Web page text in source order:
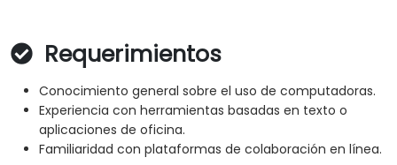
Requerimientos
Conocimiento general sobre el uso de computadoras.
Experiencia con herramientas basadas en texto o
aplicaciones de oficina.
Familiaridad con plataformas de colaboración en línea.